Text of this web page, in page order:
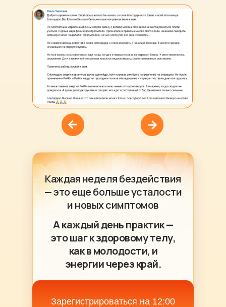
Зарегистрироваться на 12:00
Каждая неделя бездействия
— это еще больше усталости
и новых симптомов
А каждый день практик —
это шаг к здоровому телу,
как в молодости, и
энергии через край.